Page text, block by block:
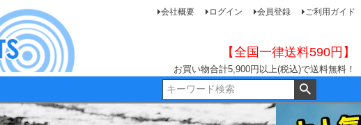
会社概要 ログイン 会員登録 ご利用ガイド
【全国一律送料590円】
お買い物合計5,900円以上(税込)で送料無料！